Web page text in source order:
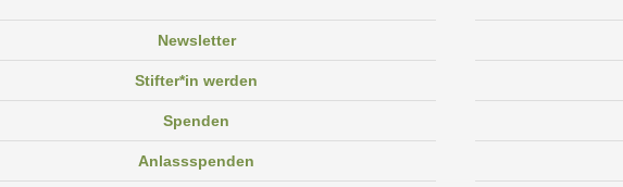
Newsletter
Stifter*in werden
Spenden
Anlassspenden